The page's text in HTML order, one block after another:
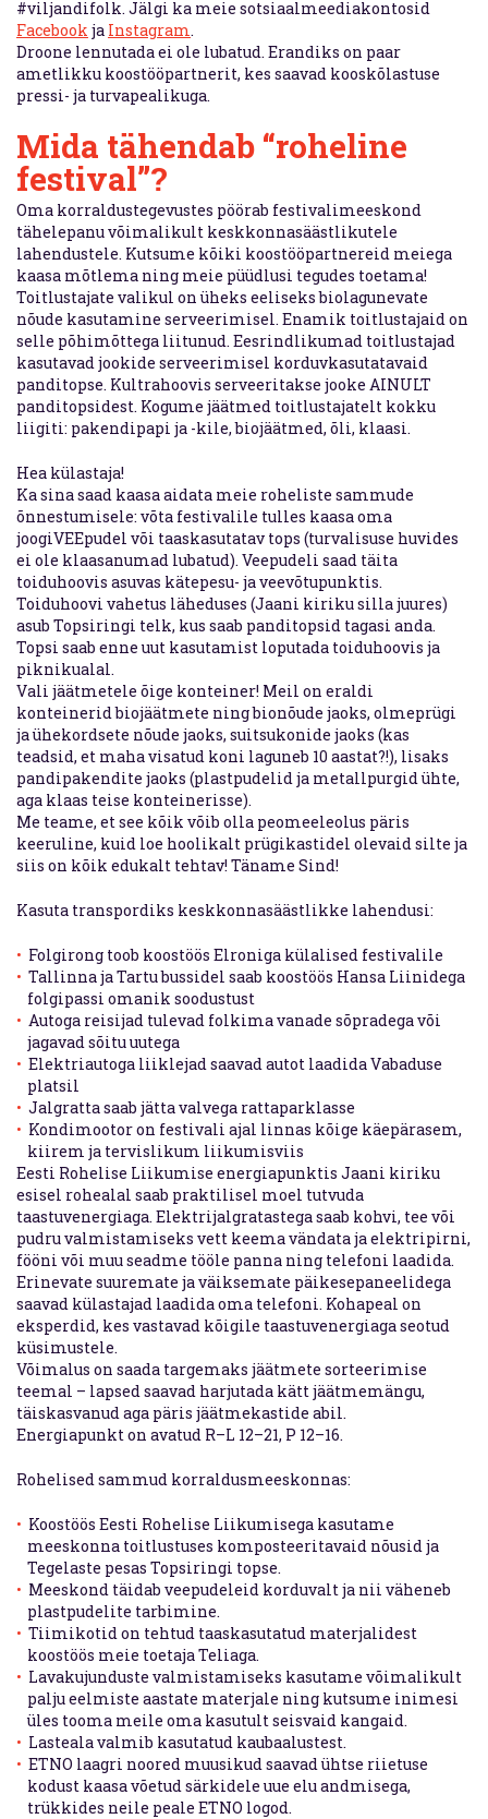
#viljandifolk. Jälgi ka meie sotsiaalmeediakontosid
Facebook ja Instagram.
Droone lennutada ei ole lubatud. Erandiks on paar
ametlikku koostööpartnerit, kes saavad kooskõlastuse
pressi- ja turvapealikuga.
Mida tähendab “roheline
festival”?
Oma korraldustegevustes pöörab festivalimeeskond
tähelepanu võimalikult keskkonnasäästlikutele
lahendustele. Kutsume kõiki koostööpartnereid meiega
kaasa mõtlema ning meie püüdlusi tegudes toetama!
Toitlustajate valikul on üheks eeliseks biolagunevate
nõude kasutamine serveerimisel. Enamik toitlustajaid on
selle põhimõttega liitunud. Eesrindlikumad toitlustajad
kasutavad jookide serveerimisel korduvkasutatavaid
panditopse. Kultrahoovis serveeritakse jooke AINULT
panditopsidest. Kogume jäätmed toitlustajatelt kokku
liigiti: pakendipapi ja -kile, biojäätmed, õli, klaasi.
Hea külastaja!
Ka sina saad kaasa aidata meie roheliste sammude
õnnestumisele: võta festivalile tulles kaasa oma
joogiVEEpudel või taaskasutatav tops (turvalisuse huvides
ei ole klaasanumad lubatud). Veepudeli saad täita
toiduhoovis asuvas kätepesu- ja veevõtupunktis.
Toiduhoovi vahetus läheduses (Jaani kiriku silla juures)
asub Topsiringi telk, kus saab panditopsid tagasi anda.
Topsi saab enne uut kasutamist loputada toiduhoovis ja
piknikualal.
Vali jäätmetele õige konteiner! Meil on eraldi
konteinerid biojäätmete ning bionõude jaoks, olmeprügi
ja ühekordsete nõude jaoks, suitsukonide jaoks (kas
teadsid, et maha visatud koni laguneb 10 aastat?!), lisaks
pandipakendite jaoks (plastpudelid ja metallpurgid ühte,
aga klaas teise konteinerisse).
Me teame, et see kõik võib olla peomeeleolus päris
keeruline, kuid loe hoolikalt prügikastidel olevaid silte ja
siis on kõik edukalt tehtav! Täname Sind!
Kasuta transpordiks keskkonnasäästlikke lahendusi:
Folgirong toob koostöös Elroniga külalised festivalile
Tallinna ja Tartu bussidel saab koostöös Hansa Liinidega
folgipassi omanik soodustust
Autoga reisijad tulevad folkima vanade sõpradega või
jagavad sõitu uutega
Elektriautoga liiklejad saavad autot laadida Vabaduse
platsil
Jalgratta saab jätta valvega rattaparklasse
Kondimootor on festivali ajal linnas kõige käepärasem,
kiirem ja tervislikum liikumisviis
Eesti Rohelise Liikumise energiapunktis Jaani kiriku
esisel rohealal saab praktilisel moel tutvuda
taastuvenergiaga. Elektrijalgratastega saab kohvi, tee või
pudru valmistamiseks vett keema vändata ja elektripirni,
fööni või muu seadme tööle panna ning telefoni laadida.
Erinevate suuremate ja väiksemate päikesepaneelidega
saavad külastajad laadida oma telefoni. Kohapeal on
eksperdid, kes vastavad kõigile taastuvenergiaga seotud
küsimustele.
Võimalus on saada targemaks jäätmete sorteerimise
teemal – lapsed saavad harjutada kätt jäätmemängu,
täiskasvanud aga päris jäätmekastide abil.
Energiapunkt on avatud R–L 12–21, P 12–16.
Rohelised sammud korraldusmeeskonnas:
Koostöös Eesti Rohelise Liikumisega kasutame
meeskonna toitlustuses komposteeritavaid nõusid ja
Tegelaste pesas Topsiringi topse.
Meeskond täidab veepudeleid korduvalt ja nii väheneb
plastpudelite tarbimine.
Tiimikotid on tehtud taaskasutatud materjalidest
koostöös meie toetaja Teliaga.
Lavakujunduste valmistamiseks kasutame võimalikult
palju eelmiste aastate materjale ning kutsume inimesi
üles tooma meile oma kasutult seisvaid kangaid.
Lasteala valmib kasutatud kaubaalustest.
ETNO laagri noored muusikud saavad ühtse riietuse
kodust kaasa võetud särkidele uue elu andmisega,
trükkides neile peale ETNO logod.